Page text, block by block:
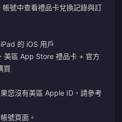
號中查看禮品卡兌換記錄與訂
的 iOS 用戶
美區 App Store 禮品卡 + 官方
買
您沒有美區 Apple ID，請參考
號頁面。